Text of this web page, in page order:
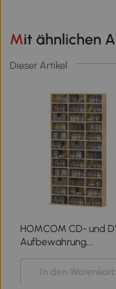
Mit ähnlichen
Dieser Artikel
HOMCOM CD- und
Aufbewahrung,
CD/528 DVD, 36 Fächer
und verstellbare
In den Warenkorb